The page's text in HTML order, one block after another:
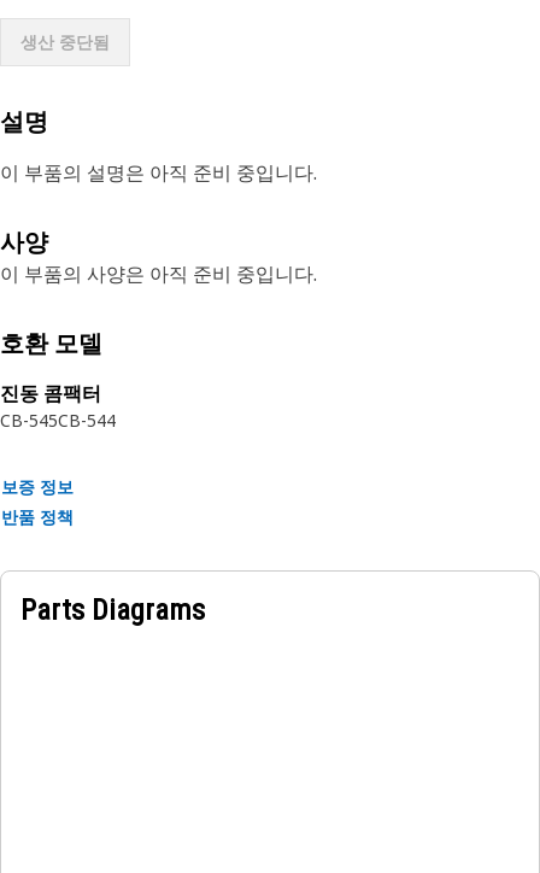
생산 중단됨
설명
이 부품의 설명은 아직 준비 중입니다.
사양
이 부품의 사양은 아직 준비 중입니다.
호환 모델
진동 콤팩터
CB-545CB-544
보증 정보
반품 정책
Parts Diagrams